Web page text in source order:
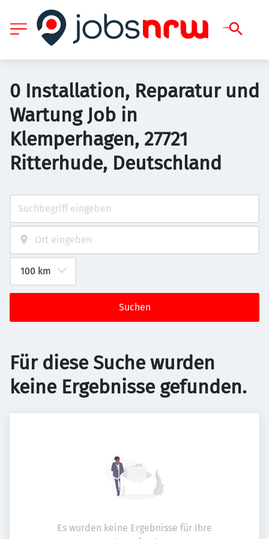
0 Installation, Reparatur und
Wartung Job in
Klemperhagen, 27721
Ritterhude, Deutschland
Suchen
Für diese Suche wurden
keine Ergebnisse gefunden.
Es wurden keine Ergebnisse für Ihre